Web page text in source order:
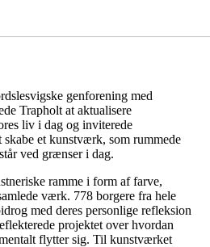
genforening med
Trapholt at aktualisere
liv i dag og inviterede
et kunstværk, som rummede
ved grænser i dag.
ramme i form af farve,
værk. 778 borgere fra hele
med deres personlige refleksion
projektet over hvordan
flytter sig. Til kunstværket